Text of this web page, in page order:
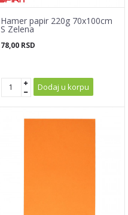
Hamer papir 220g 70x100cm
S Zelena
78,00 RSD
Dodaj u korpu